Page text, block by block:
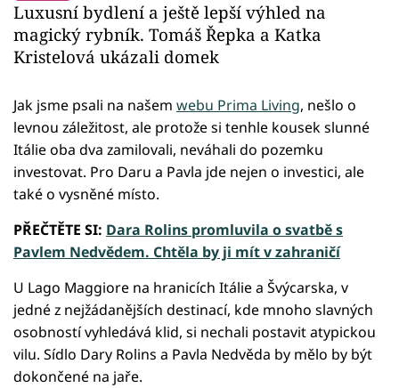
Luxusní bydlení a ještě lepší výhled na
magický rybník. Tomáš Řepka a Katka
Kristelová ukázali domek
Jak jsme psali na našem webu Prima Living, nešlo o
levnou záležitost, ale protože si tenhle kousek slunné
Itálie oba dva zamilovali, neváhali do pozemku
investovat. Pro Daru a Pavla jde nejen o investici, ale
také o vysněné místo.
PŘEČTĚTE SI: Dara Rolins promluvila o svatbě s
Pavlem Nedvědem. Chtěla by ji mít v zahraničí
U Lago Maggiore na hranicích Itálie a Švýcarska, v
jedné z nejžádanějších destinací, kde mnoho slavných
osobností vyhledává klid, si nechali postavit atypickou
vilu. Sídlo Dary Rolins a Pavla Nedvěda by mělo by být
dokončené na jaře.